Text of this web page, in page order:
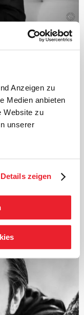
Anzeigen zu
Medien anbieten
Website zu
unserer
Details zeigen
©
der Deutschen
Zyklus, für die
Zyklen wurden
2021 standen
Haydn im
Zürich. Zudem
des Estonian
Festivals.